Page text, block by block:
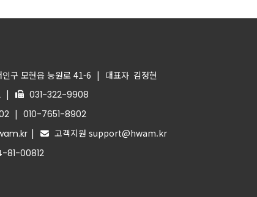
구 모현읍 능원로 41-6 | 대표자 김정현
|
031-322-9908
| 010-7651-8902
|
고객지원 support@hwam.kr
81-00812